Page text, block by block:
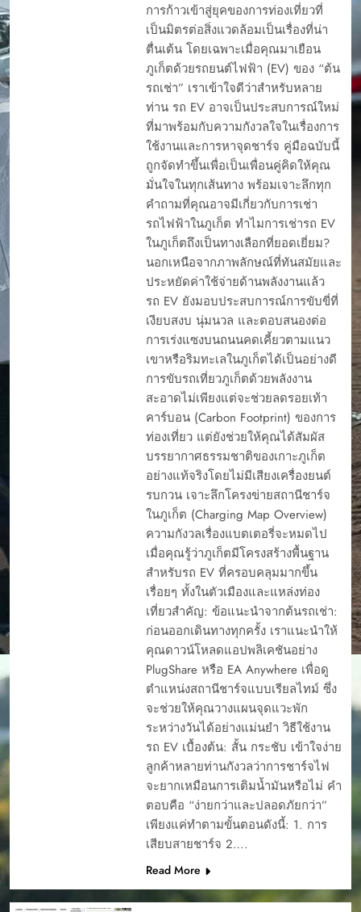
การก้าวเข้าสู่ยุคของการท่องเที่ยวที่
เป็นมิตรต่อสิ่งแวดล้อมเป็นเรื่องที่น่า
ตื่นเต้น โดยเฉพาะเมื่อคุณมาเยือน
ภูเก็ตด้วยรถยนต์ไฟฟ้า (EV) ของ “ต้น
รถเช่า” เราเข้าใจดีว่าสำหรับหลาย
ท่าน รถ EV อาจเป็นประสบการณ์ใหม่
ที่มาพร้อมกับความกังวลใจในเรื่องการ
ใช้งานและการหาจุดชาร์จ คู่มือฉบับนี้
ถูกจัดทำขึ้นเพื่อเป็นเพื่อนคู่คิดให้คุณ
มั่นใจในทุกเส้นทาง พร้อมเจาะลึกทุก
คำถามที่คุณอาจมีเกี่ยวกับการเช่า
รถไฟฟ้าในภูเก็ต ทำไมการเช่ารถ EV
ในภูเก็ตถึงเป็นทางเลือกที่ยอดเยี่ยม?
นอกเหนือจากภาพลักษณ์ที่ทันสมัยและ
ประหยัดค่าใช้จ่ายด้านพลังงานแล้ว
รถ EV ยังมอบประสบการณ์การขับขี่ที่
เงียบสงบ นุ่มนวล และตอบสนองต่อ
การเร่งแซงบนถนนคดเคี้ยวตามแนว
เขาหรือริมทะเลในภูเก็ตได้เป็นอย่างดี
การขับรถเที่ยวภูเก็ตด้วยพลังงาน
สะอาดไม่เพียงแต่จะช่วยลดรอยเท้า
คาร์บอน (Carbon Footprint) ของการ
ท่องเที่ยว แต่ยังช่วยให้คุณได้สัมผัส
บรรยากาศธรรมชาติของเกาะภูเก็ต
อย่างแท้จริงโดยไม่มีเสียงเครื่องยนต์
รบกวน เจาะลึกโครงข่ายสถานีชาร์จ
ในภูเก็ต (Charging Map Overview)
ความกังวลเรื่องแบตเตอรี่จะหมดไป
เมื่อคุณรู้ว่าภูเก็ตมีโครงสร้างพื้นฐาน
สำหรับรถ EV ที่ครอบคลุมมากขึ้น
เรื่อยๆ ทั้งในตัวเมืองและแหล่งท่อง
เที่ยวสำคัญ: ข้อแนะนำจากต้นรถเช่า:
ก่อนออกเดินทางทุกครั้ง เราแนะนำให้
คุณดาวน์โหลดแอปพลิเคชันอย่าง
PlugShare หรือ EA Anywhere เพื่อดู
ตำแหน่งสถานีชาร์จแบบเรียลไทม์ ซึ่ง
จะช่วยให้คุณวางแผนจุดแวะพัก
ระหว่างวันได้อย่างแม่นยำ วิธีใช้งาน
รถ EV เบื้องต้น: สั้น กระชับ เข้าใจง่าย
ลูกค้าหลายท่านกังวลว่าการชาร์จไฟ
จะยากเหมือนการเติมน้ำมันหรือไม่ คำ
ตอบคือ “ง่ายกว่าและปลอดภัยกว่า”
เพียงแค่ทำตามขั้นตอนดังนี้: 1. การ
เสียบสายชาร์จ 2….
Read More